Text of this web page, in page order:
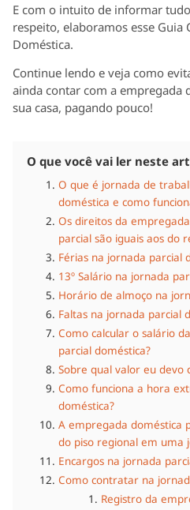
E com o intuito de informar
respeito, elaboramos esse Guia
Doméstica.
Continue lendo e veja como
ainda contar com a empregada
sua casa, pagando pouco!
O que você vai ler neste
O que é jornada de
doméstica e como
Os direitos da
parcial são iguais aos do
Férias na jornada parcial
13º Salário na jornada
Horário de almoço na
Faltas na jornada parcial
Como calcular o salário
parcial doméstica?
Sobre qual valor eu devo
Como funciona a hora
doméstica?
A empregada doméstica
do piso regional em uma
Encargos na jornada
Como contratar na
Registro da